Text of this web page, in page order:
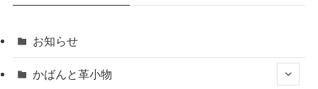
お知らせ
かばんと革小物